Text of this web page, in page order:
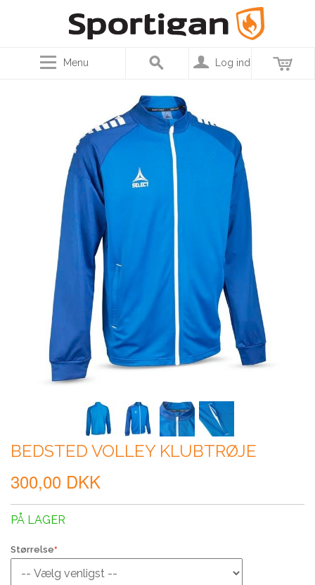
Menu Log ind
BEDSTED VOLLEY KLUBTRØJE
300,00 DKK
PÅ LAGER
Størrelse